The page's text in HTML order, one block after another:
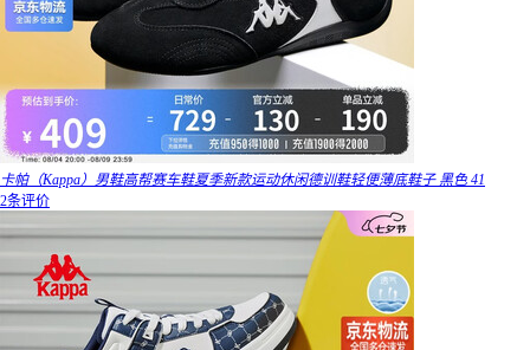
卡帕（Kappa）男鞋高帮赛车鞋夏季新款运动休闲德训鞋轻便薄底鞋子 黑色 41
2条评价